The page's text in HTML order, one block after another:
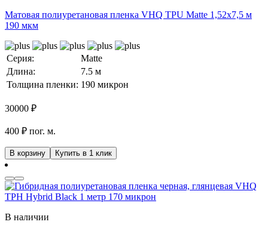
Матовая полиуретановая пленка VHQ TPU Matte 1,52х7,5 м
190 мкм
Серия:
Matte
Длина:
7.5 м
Толщина пленки: 190 микрон
30000 ₽
400 ₽ пог. м.
В корзину Купить в 1 клик
В наличии